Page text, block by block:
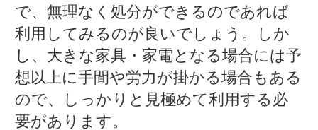
で、無理なく処分ができるのであれば
利用してみるのが良いでしょう。しか
し、大きな家具・家電となる場合には予
想以上に手間や労力が掛かる場合もある
ので、しっかりと見極めて利用する必
要があります。